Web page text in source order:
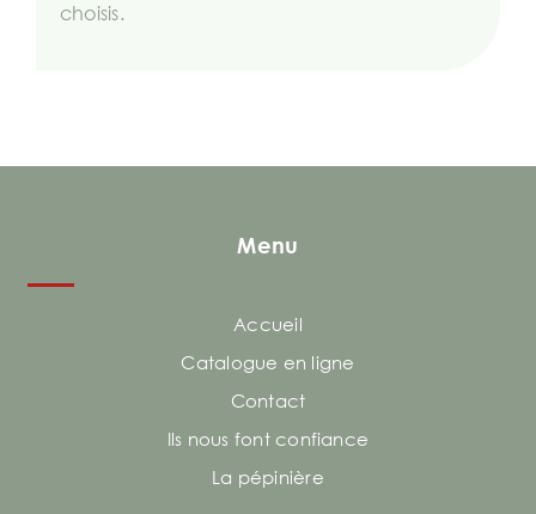
choisis.
Menu
Accueil
Catalogue en ligne
Contact
Ils nous font confiance
La pépinière